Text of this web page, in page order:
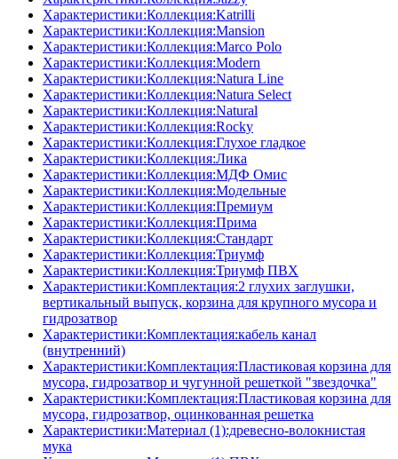
Характеристики:Коллекция:Katrilli
Характеристики:Коллекция:Mansion
Характеристики:Коллекция:Marco Polo
Характеристики:Коллекция:Modern
Характеристики:Коллекция:Natura Line
Характеристики:Коллекция:Natura Select
Характеристики:Коллекция:Natural
Характеристики:Коллекция:Rocky
Характеристики:Коллекция:Глухое гладкое
Характеристики:Коллекция:Лика
Характеристики:Коллекция:МДФ Омис
Характеристики:Коллекция:Модельные
Характеристики:Коллекция:Премиум
Характеристики:Коллекция:Прима
Характеристики:Коллекция:Стандарт
Характеристики:Коллекция:Триумф
Характеристики:Коллекция:Триумф ПВХ
Характеристики:Комплектация:2 глухих заглушки,
вертикальный выпуск, корзина для крупного мусора и
гидрозатвор
Характеристики:Комплектация:кабель канал
(внутренний)
Характеристики:Комплектация:Пластиковая корзина для
мусора, гидрозатвор и чугунной решеткой "звездочка"
Характеристики:Комплектация:Пластиковая корзина для
мусора, гидрозатвор, оцинкованная решетка
Характеристики:Материал (1):древесно-волокнистая
мука